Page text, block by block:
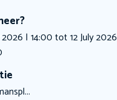
2026 | 14:00 tot 12 July 2026